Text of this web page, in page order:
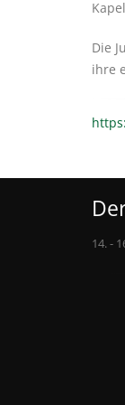
Die
ihre
14. -